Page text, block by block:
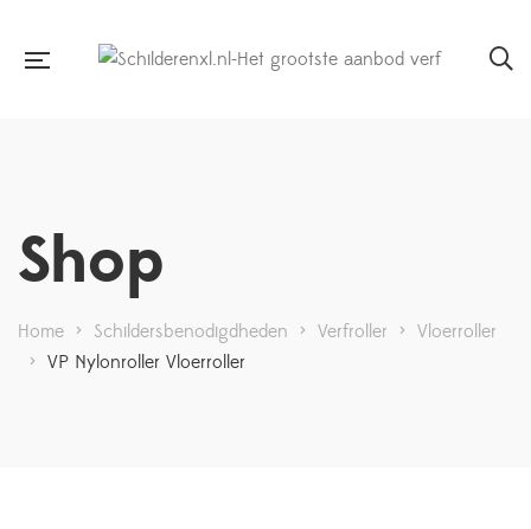
Shop
Home > Schildersbenodigdheden > Verfroller > Vloerroller
> VP Nylonroller Vloerroller